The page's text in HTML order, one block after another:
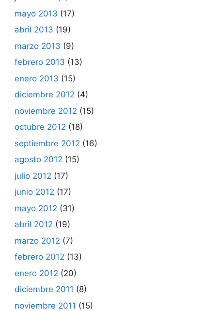
mayo 2013 (17)
abril 2013 (19)
marzo 2013 (9)
febrero 2013 (13)
enero 2013 (15)
diciembre 2012 (4)
noviembre 2012 (15)
octubre 2012 (18)
septiembre 2012 (16)
agosto 2012 (15)
julio 2012 (17)
junio 2012 (17)
mayo 2012 (31)
abril 2012 (19)
marzo 2012 (7)
febrero 2012 (13)
enero 2012 (20)
diciembre 2011 (8)
noviembre 2011 (15)